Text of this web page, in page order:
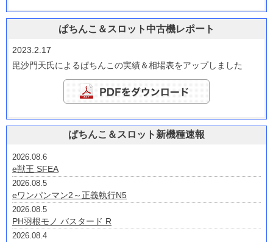
ぱちんこ＆スロット中古機レポート
2023.2.17
毘沙門天氏によるぱちんこの実績＆相場表をアップしました
ぱちんこ＆スロット新機種速報
2026.08.6
e獣王 SFEA
2026.08.5
eワンパンマン2～正義執行N5
2026.08.5
PH羽根モノ バスタード R
2026.08.4